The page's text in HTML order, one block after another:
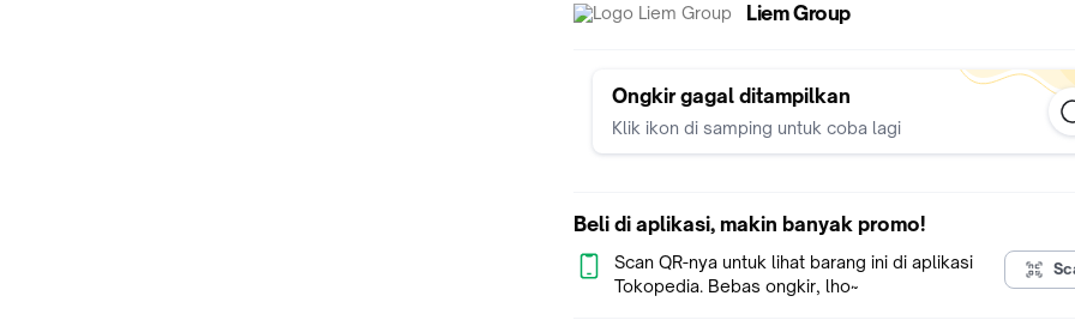
USB1/ USB2 Output : 4.5V=5A/ 5V=4.5A/ 5V=3A/ 9V=2A/
Material : ABS + PC + V0 Fireproof Material
Dimensi : 143 * 68 * 17 mm
Berat : 255 gr
- Kompatibilitas yang Lebih Kuat
Nilai penampilan tinggi; Pengisian Super Cepat 22.5W,
Cepat PD20W, Pengisian Cepat QC18W, Mendukung Pengisian
Super Cepat Huawei, Kompatibel dengan Protokol Pengisian
Liem Group
Ongkir gagal ditampilkan
Klik ikon di samping untuk coba lagi
Beli di aplikasi, makin banyak promo!
Scan QR-nya untuk lihat barang ini di aplikasi
Tokopedia. Bebas ongkir, lho~